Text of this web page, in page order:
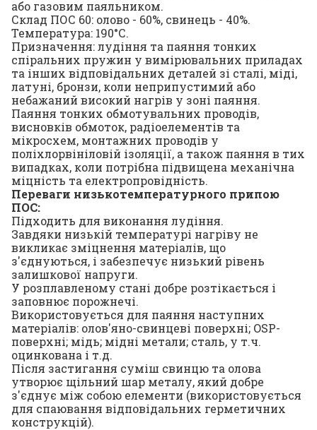
або газовим паяльником.
Склад ПОС 60: олово - 60%, свинець - 40%.
Температура: 190°С.
Призначення: лудіння та паяння тонких
спіральних пружин у вимірювальних приладах
та інших відповідальних деталей зі сталі, міді,
латуні, бронзи, коли неприпустимий або
небажаний високий нагрів у зоні паяння.
Паяння тонких обмотувальних проводів,
висновків обмоток, радіоелементів та
мікросхем, монтажних проводів у
поліхлорвініловій ізоляції, а також паяння в тих
випадках, коли потрібна підвищена механічна
міцність та електропровідність.
Переваги низькотемпературного припою
ПОС:
Підходить для виконання лудіння.
Завдяки низькій температурі нагріву не
викликає зміцнення матеріалів, що
з'єднуються, і забезпечує низький рівень
залишкової напруги.
У розплавленому стані добре розтікається і
заповнює порожнечі.
Використовується для паяння наступних
матеріалів: олов'яно-свинцеві поверхні; OSP-
поверхні; мідь; мідні метали; сталь, у т.ч.
оцинкована і т.д.
Після застигання суміш свинцю та олова
утворює щільний шар металу, який добре
з'єднує між собою елементи (використовується
для спаювання відповідальних герметичних
конструкцій).